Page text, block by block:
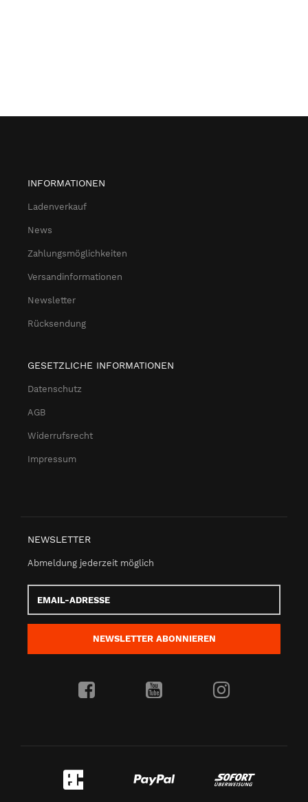
INFORMATIONEN
Ladenverkauf
News
Zahlungsmöglichkeiten
Versandinformationen
Newsletter
Rücksendung
GESETZLICHE INFORMATIONEN
Datenschutz
AGB
Widerrufsrecht
Impressum
NEWSLETTER
Abmeldung jederzeit möglich
Adresse
NEWSLETTER ABONNIEREN